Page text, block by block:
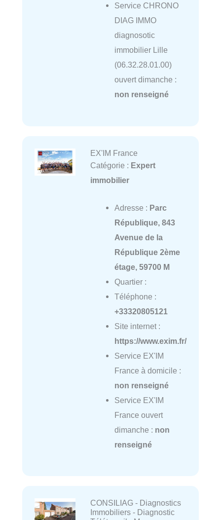
Service CHRONO
DIAG IMMO
diagnosotic
immobilier Lille
(06.32.28.01.00)
ouvert dimanche :
non renseigné
EX'IM France
Catégorie : Expert
immobilier
Adresse : Parc
République, 843
Avenue de la
République 2ème
étage, 59700 M
Quartier :
Téléphone :
+33320805121
Site internet :
https://www.exim.fr/
Service EX'IM
France à domicile :
non renseigné
Service EX'IM
France ouvert
dimanche : non
renseigné
CONSILIAG - Diagnostics
Immobiliers - Diagnostic